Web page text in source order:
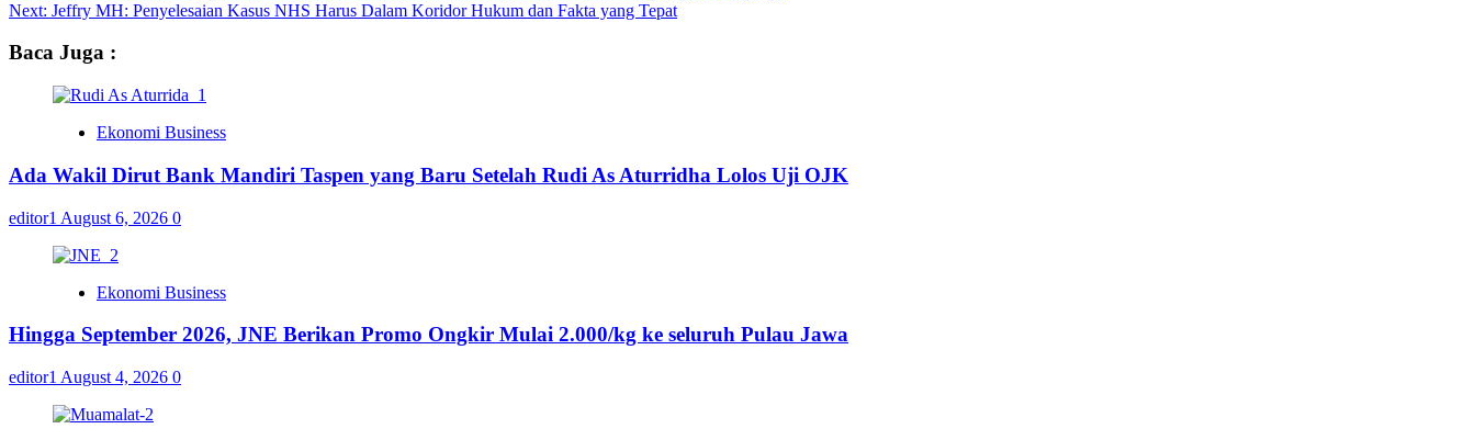
Next: Jeffry MH: Penyelesaian Kasus NHS Harus Dalam Koridor Hukum dan Fakta yang Tepat
Baca Juga :
Ekonomi Business
Ada Wakil Dirut Bank Mandiri Taspen yang Baru Setelah Rudi As Aturridha Lolos Uji OJK
editor1 August 6, 2026 0
Ekonomi Business
Hingga September 2026, JNE Berikan Promo Ongkir Mulai 2.000/kg ke seluruh Pulau Jawa
editor1 August 4, 2026 0